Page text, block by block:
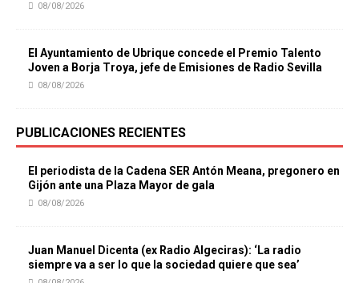
08/08/2026
El Ayuntamiento de Ubrique concede el Premio Talento
Joven a Borja Troya, jefe de Emisiones de Radio Sevilla
08/08/2026
PUBLICACIONES RECIENTES
El periodista de la Cadena SER Antón Meana, pregonero en
Gijón ante una Plaza Mayor de gala
08/08/2026
Juan Manuel Dicenta (ex Radio Algeciras): ‘La radio
siempre va a ser lo que la sociedad quiere que sea’